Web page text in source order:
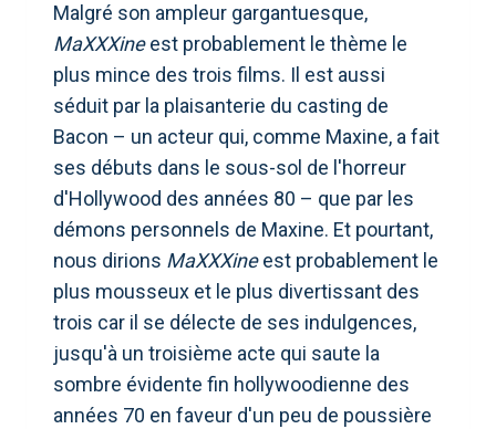
Malgré son ampleur gargantuesque,
MaXXXineest probablement le thème le
plus mince des trois films. Il est aussi
séduit par la plaisanterie du casting de
Bacon – un acteur qui, comme Maxine, a fait
ses débuts dans le sous-sol de l'horreur
d'Hollywood des années 80 – que par les
démons personnels de Maxine. Et pourtant,
nous dirions MaXXXineest probablement le
plus mousseux et le plus divertissant des
trois car il se délecte de ses indulgences,
jusqu'à un troisième acte qui saute la
sombre évidente fin hollywoodienne des
années 70 en faveur d'un peu de poussière